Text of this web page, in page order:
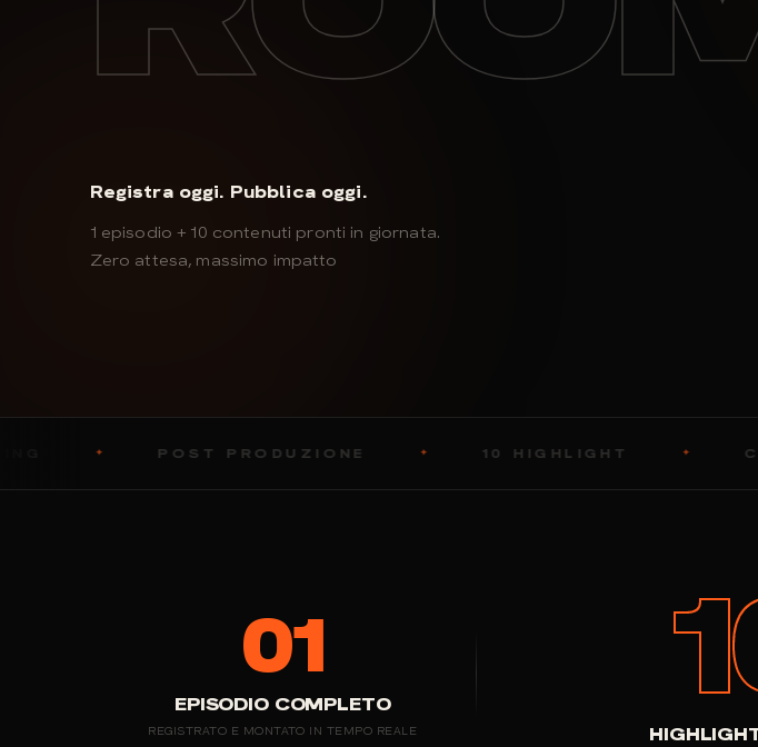
Registra oggi. Pubblica oggi.
1 episodio + 10 contenuti pronti in giornata.
Zero attesa, massimo impatto
POST PRODUZIONE ✦ 10 HIGHLIGHT ✦ CONSEGNA IN
01
EPISODIO COMPLETO
REGISTRATO E MONTATO IN TEMPO REALE